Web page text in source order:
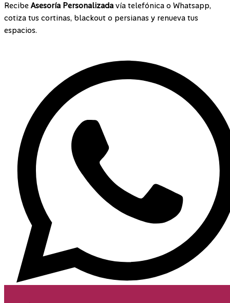
RecibeAsesoría Personalizada vía telefónica o Whatsapp,
cotiza tus cortinas, blackout o persianas y renueva tus
espacios.